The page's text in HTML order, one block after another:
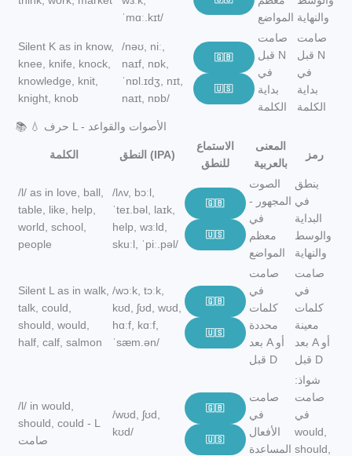
ˈmɑː.kɪt/
المواضع والنهاية
Silent K as in know,
knee, knife, knock,
knowledge, knit,
knight, knob
/nəʊ, niː,
naɪf, nɒk,
ˈnɒl.ɪdʒ, nɪt,
naɪt, nɒb/
🇬🇧
🇺🇸
صامت
قبل N
في
بداية
الكلمة
صامت
قبل N
في
بداية
الكلمة
📚 💧 حرف L - الأصوات والقواعد
الكلمة النطق (IPA)
الاستماع
للنطق
المعنى
بالعربية
رمز
/l/ as in love, ball,
table, like, help,
world, school,
people
/lʌv, bɔːl,
ˈteɪ.bəl, laɪk,
help, wɜːld,
skuːl, ˈpiː.pəl/
🇬🇧
🇺🇸
الصوت
المجهور -
في
معظم
المواضع
ينطق
في
البداية
والوسط
والنهاية
Silent L as in walk,
talk, could,
should, would,
half, calf, salmon
/wɔːk, tɔːk,
kʊd, ʃʊd, wʊd,
hɑːf, kɑːf,
ˈsæm.ən/
🇬🇧
🇺🇸
صامت
في
كلمات
محددة
بعد A أو
قبل D
صامت
في
كلمات
معينة
بعد A أو
قبل D
/l/ in would,
should, could - L
صامت
/wʊd, ʃʊd,
kʊd/
🇬🇧
🇺🇸
صامت
في
الأفعال
المساعدة
شواذ:
صامت
في
would,
should,